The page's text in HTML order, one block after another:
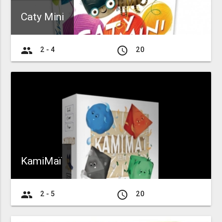
Caty Mini
group 2 - 4 access_time 20
KamiMaï
group 2 - 5 access_time 20